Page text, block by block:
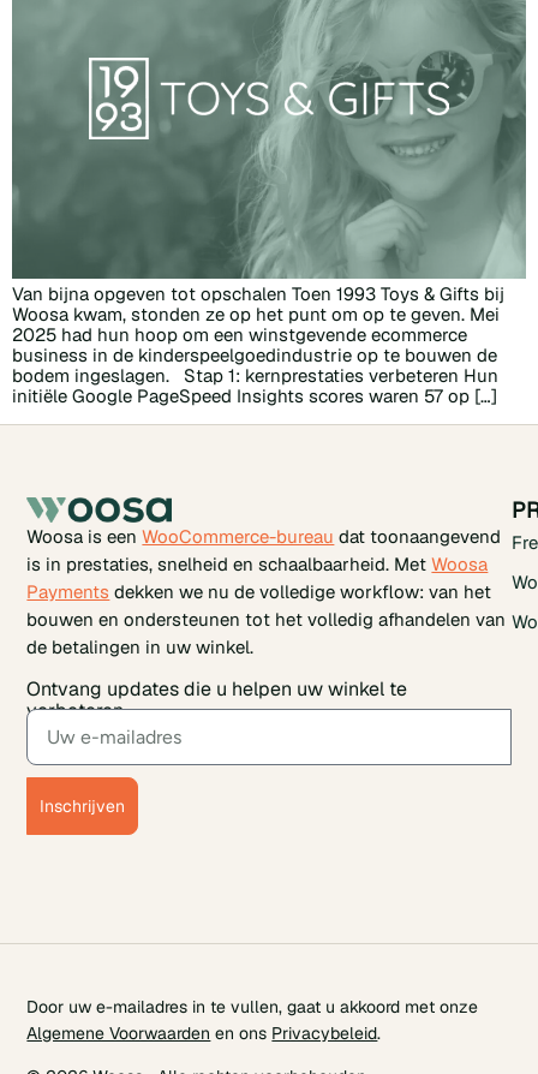
Van bijna opgeven tot opschalen Toen 1993 Toys & Gifts bij
Woosa kwam, stonden ze op het punt om op te geven. Mei
2025 had hun hoop om een winstgevende ecommerce
business in de kinderspeelgoedindustrie op te bouwen de
bodem ingeslagen. Stap 1: kernprestaties verbeteren Hun
initiële Google PageSpeed Insights scores waren 57 op […]
Woosa is eenWooCommerce-bureau dat toonaangevend
is in prestaties, snelheid en schaalbaarheid. MetWoosa
Payments dekken we nu de volledige workflow: van het
bouwen en ondersteunen tot het volledig afhandelen van
de betalingen in uw winkel.
Ontvang updates die u helpen uw winkel te
verbeteren.
Inschrijven
Door uw e-mailadres in te vullen, gaat u akkoord met onze
Algemene Voorwaarden en ons Privacybeleid.